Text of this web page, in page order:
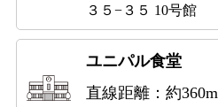
３５−３５ 10号館
ユニパル食堂
直線距離：約360m